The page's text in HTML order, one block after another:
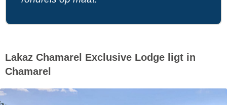
Lakaz Chamarel Exclusive Lodge ligt in
Chamarel